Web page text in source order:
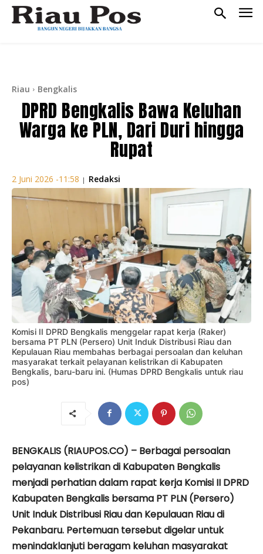
Riau Bengkalis
DPRD Bengkalis Bawa Keluhan
Warga ke PLN, Dari Duri hingga
Rupat
2 Juni 2026 -11:58 | Redaksi
Komisi II DPRD Bengkalis menggelar rapat kerja (Raker)
bersama PT PLN (Persero) Unit Induk Distribusi Riau dan
Kepulauan Riau membahas berbagai persoalan dan keluhan
masyarakat terkait pelayanan kelistrikan di Kabupaten
Bengkalis, baru-baru ini. (Humas DPRD Bengkalis untuk riau
pos)
BENGKALIS (RIAUPOS.CO) – Berbagai persoalan
pelayanan kelistrikan di Kabupaten Bengkalis
menjadi perhatian dalam rapat kerja Komisi II DPRD
Kabupaten Bengkalis bersama PT PLN (Persero)
Unit Induk Distribusi Riau dan Kepulauan Riau di
Pekanbaru. Pertemuan tersebut digelar untuk
menindaklanjuti beragam keluhan masyarakat